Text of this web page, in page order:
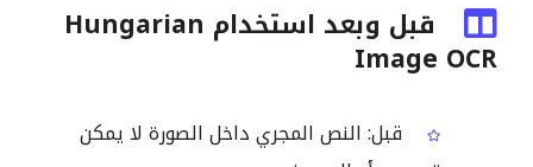
قبل وبعد استخدام Hungarian
Image OCR
قبل: النص المجري داخل الصورة لا يمكن